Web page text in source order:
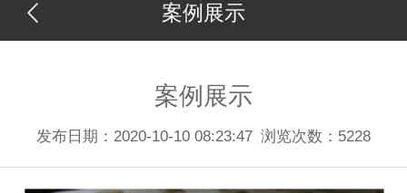
案例展示
案例展示
发布日期：2020-10-10 08:23:47 浏览次数： 5228